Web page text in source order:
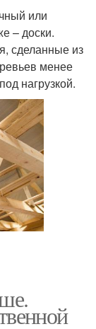
или
– доски.
сделанные из
менее
нагрузкой.